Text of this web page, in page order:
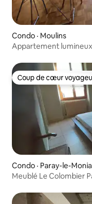
Condo · Moulins
Appartement
Coup de cœur
Coup de cœur
Condo · Paray-le-
Meublé Le Colombier